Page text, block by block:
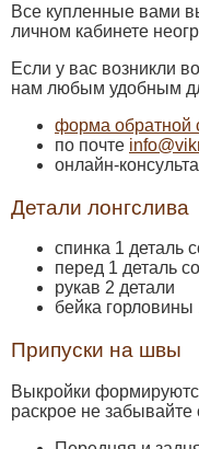
Все купленные вами
личном кабинете
Если у вас возникли
нам любым удобным
форма обратной
по почте
онлайн-
Детали лонгслива
спинка 1 деталь
перед 1 деталь
рукав 2 детали
бейка горловины
Припуски на швы
Выкройки
раскрое не